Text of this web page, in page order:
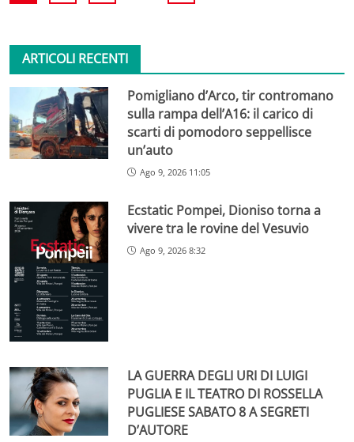
ARTICOLI RECENTI
Pomigliano d’Arco, tir contromano
sulla rampa dell’A16: il carico di
scarti di pomodoro seppellisce
un’auto
Ago 9, 2026 11:05
Ecstatic Pompei, Dioniso torna a
vivere tra le rovine del Vesuvio
Ago 9, 2026 8:32
LA GUERRA DEGLI URI DI LUIGI
PUGLIA E IL TEATRO DI ROSSELLA
PUGLIESE SABATO 8 A SEGRETI
D’AUTORE